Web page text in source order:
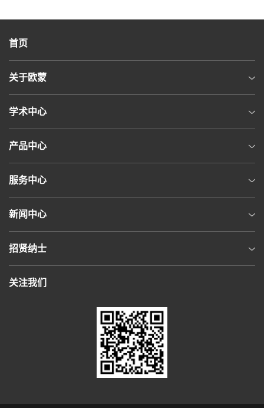
首页
关于欧蒙
学术中心
产品中心
服务中心
新闻中心
招贤纳士
关注我们